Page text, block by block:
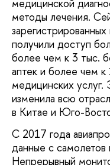
медицинской
методы лечения.
получили доступ
более чем к 3 тыс.
аптек и более чем
медицинских
изменила всю
в Китае и Юго-
С 2017 года
данные с
Непрерывный